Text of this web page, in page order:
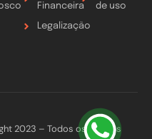
Financeira
Legalização
de uso
2023 – Todos os direitos